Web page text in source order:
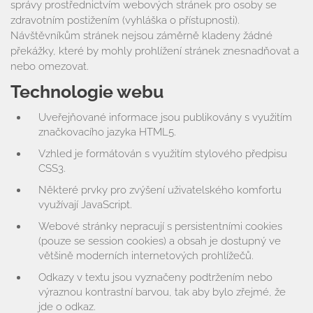
ZŠ speciální
ZŠ a MŠ při nemocnici
Školní družina
Fotogalerie
Kalendář akcí
Aktuality
Kontakty
Vyhledávání na webu
správy prostřednictvím webových stránek pro osoby se
zdravotním postižením (vyhláška o přístupnosti).
Návštěvníkům stránek nejsou záměrně kladeny žádné
překážky, které by mohly prohlížení stránek znesnadňovat a
nebo omezovat.
Technologie webu
Uveřejňované informace jsou publikovány s využitím
značkovacího jazyka HTML5.
Vzhled je formátován s využitím stylového předpisu
CSS3.
Některé prvky pro zvýšení uživatelského komfortu
využívají JavaScript.
Webové stránky nepracují s persistentními cookies
(pouze se session cookies) a obsah je dostupný ve
většině moderních internetových prohlížečů.
Odkazy v textu jsou vyznačeny podtržením nebo
výraznou kontrastní barvou, tak aby bylo zřejmé, že
jde o odkaz.